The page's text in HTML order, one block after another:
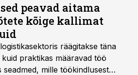
peavad aitama
kõige kallimat
räägitakse täna
praktikas määravad töö
seadmed, mille töökindlusest